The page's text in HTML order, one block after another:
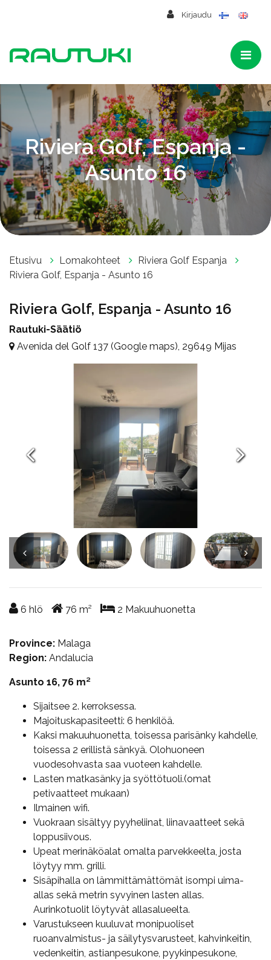
Kirjaudu
Riviera Golf, Espanja -
Asunto 16
Etusivu Lomakohteet
Riviera Golf Espanja
Riviera Golf, Espanja - Asunto 16
Riviera Golf, Espanja - Asunto 16
Rautuki-Säätiö
Avenida del Golf 137 (Google maps), 29649 Mijas
6 hlö 76 m² 2 Makuuhuonetta
Province: Malaga
Region: Andalucia
Asunto 16, 76 m²
Sijaitsee 2. kerroksessa.
Majoituskapasiteetti: 6 henkilöä.
Kaksi makuuhuonetta, toisessa parisänky kahdelle,
toisessa 2 erillistä sänkyä. Olohuoneen
vuodesohvasta saa vuoteen kahdelle.
Lasten matkasänky ja syöttötuoli.(omat
petivaatteet mukaan)
Ilmainen wifi.
Vuokraan sisältyy pyyheliinat, liinavaatteet sekä
loppusiivous.
Upeat merinäköalat omalta parvekkeelta, josta
löytyy mm. grilli.
Sisäpihalla on lämmittämättömät isompi uima-
allas sekä metrin syvyinen lasten allas.
Aurinkotuolit löytyvät allasalueelta.
Varustukseen kuuluvat monipuoliset
ruoanvalmistus- ja säilytysvarusteet, kahvinkeitin,
vedenkeitin, astianpesukone, pyykinpesukone,